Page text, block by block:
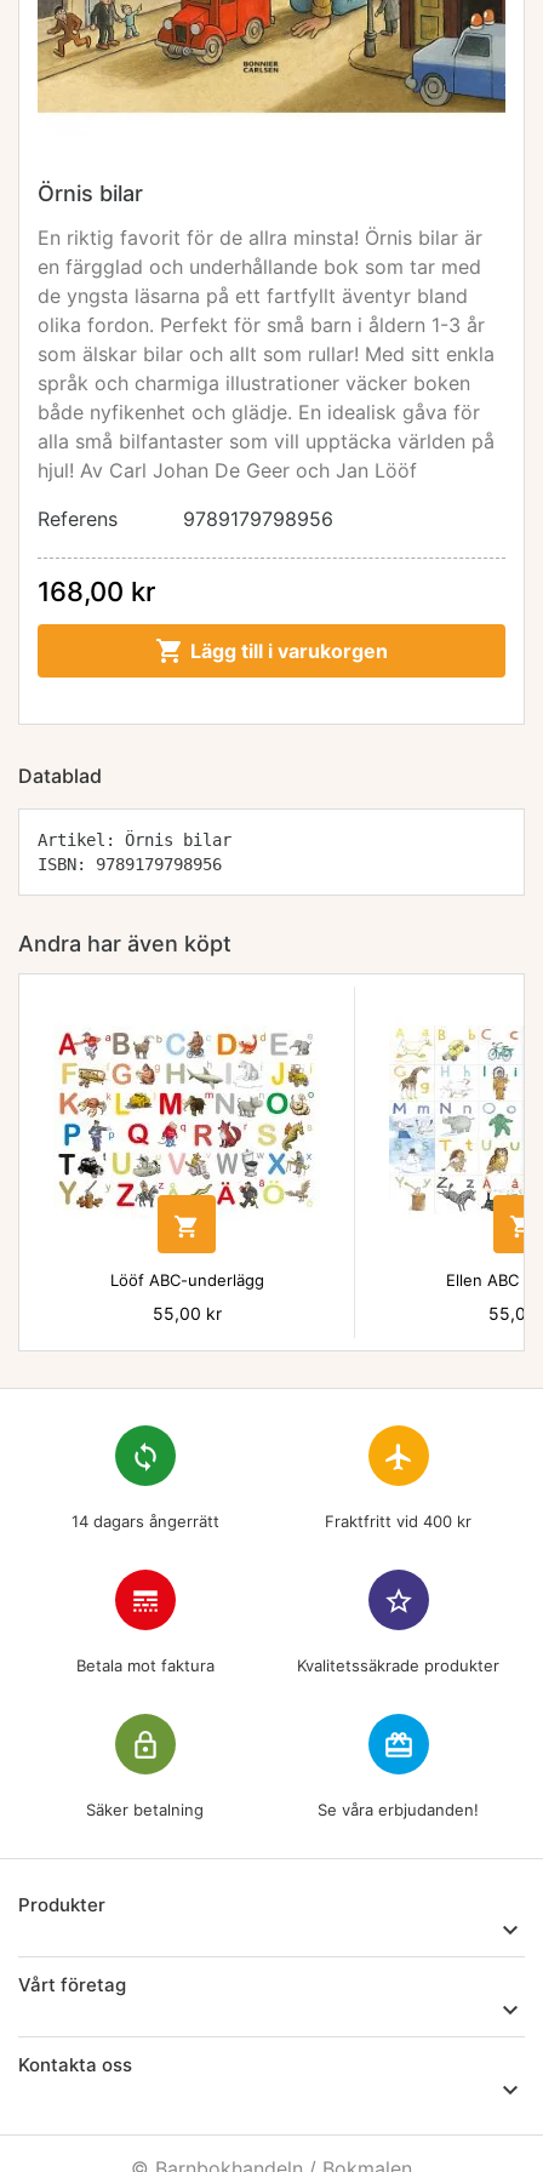
Örnis bilar
En riktig favorit för de allra minsta! Örnis bilar är
en färgglad och underhållande bok som tar med
de yngsta läsarna på ett fartfyllt äventyr bland
olika fordon. Perfekt för små barn i åldern 1-3 år
som älskar bilar och allt som rullar! Med sitt enkla
språk och charmiga illustrationer väcker boken
både nyfikenhet och glädje. En idealisk gåva för
alla små bilfantaster som vill upptäcka världen på
hjul! Av Carl Johan De Geer och Jan Lööf
Referens
9789179798956
168,00 kr
 Lägg till i varukorgen
Datablad
Artikel: Örnis bilar
ISBN: 9789179798956
Andra har även köpt

Lööf ABC-underlägg
Pris
55,00 kr

Ellen ABC
Pris
55,00
loop
14 dagars ångerrätt
flight
Fraktfritt vid 400 kr
line_style
Betala mot faktura
star_border
Kvalitetssäkrade produkter
lock_outline
Säker betalning
redeem
Se våra erbjudanden!
Produkter

Vårt företag

Kontakta oss
